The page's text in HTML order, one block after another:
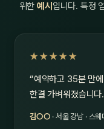
위한예시 입니다. 특정
★★★★★
“예약하고 35분 만
한결 가벼워졌습니다
김○○ · 서울 강남 · 스웨